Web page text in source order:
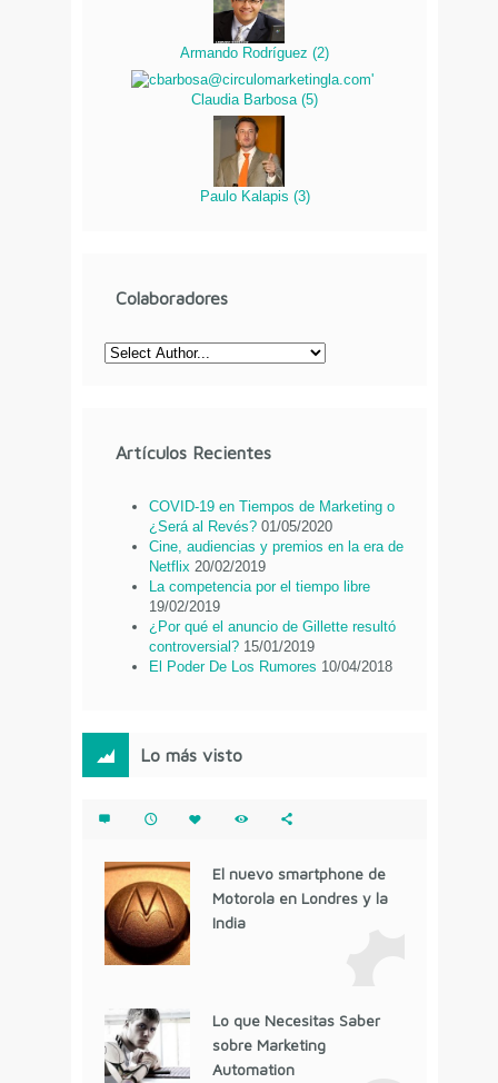
Armando Rodríguez (2)
Claudia Barbosa (5)
Paulo Kalapis (3)
Colaboradores
Artículos Recientes
COVID-19 en Tiempos de Marketing o
¿Será al Revés? 01/05/2020
Cine, audiencias y premios en la era de
Netflix 20/02/2019
La competencia por el tiempo libre
19/02/2019
¿Por qué el anuncio de Gillette resultó
controversial? 15/01/2019
El Poder De Los Rumores 10/04/2018
Lo más visto
El nuevo smartphone de
Motorola en Londres y la
India
Lo que Necesitas Saber
sobre Marketing
Automation